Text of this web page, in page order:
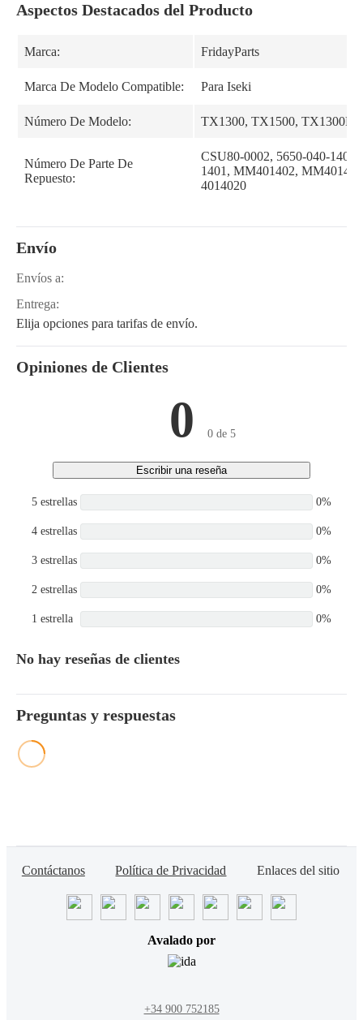
Aspectos Destacados del Producto
Marca: FridayParts
Marca De Modelo Compatible: Para Iseki
Número De Modelo: TX1300, TX1500, TX1300F,
Número De Parte De
Repuesto:
CSU80-0002, 5650-040-
1401, MM401402,
4014020
Envío
Envíos a:
Entrega:
Elija opciones para tarifas de envío.
Opiniones de Clientes
0 0 de 5
Escribir una reseña
5 estrellas 0%
4 estrellas 0%
3 estrellas 0%
2 estrellas 0%
1 estrella 0%
No hay reseñas de clientes
Preguntas y respuestas
Contáctanos Política de Privacidad Enlaces del sitio
Avalado por
+34 900 752185